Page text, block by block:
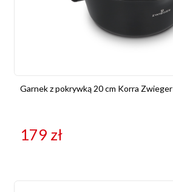
Garnek z pokrywką 20 cm Korra Zwieger
179 zł